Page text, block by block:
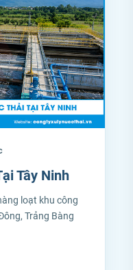
Tây Ninh
loạt khu công
Trảng Bàng